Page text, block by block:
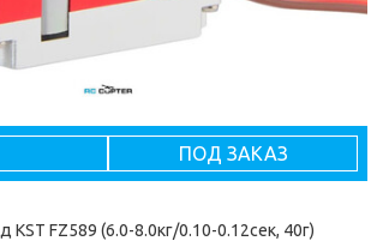
ПОД ЗАКАЗ
KST FZ589 (6.0-8.0кг/0.10-0.12сек, 40г)